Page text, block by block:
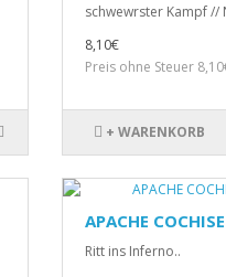
schwewrster Kampf //
8,10€
Preis ohne Steuer
+ WARENKORB
APACHE
Ritt ins Inferno..